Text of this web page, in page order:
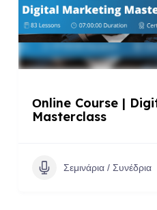
Οnline Course |
Masterclass
Σεμινάρια / Συνέδρια